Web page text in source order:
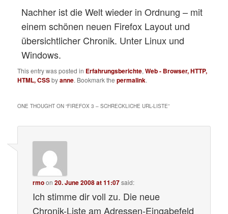
Nachher ist die Welt wieder in Ordnung – mit
einem schönen neuen Firefox Layout und
übersichtlicher Chronik. Unter Linux und
Windows.
This entry was posted in Erfahrungsberichte,Web - Browser, HTTP,
HTML, CSSbyanne. Bookmark thepermalink.
ONE THOUGHT ON “FIREFOX 3 – SCHRECKLICHE URL-LISTE”
rmoon20. June 2008 at 11:07said:
Ich stimme dir voll zu. Die neue
Chronik-Liste am Adressen-Eingabefeld